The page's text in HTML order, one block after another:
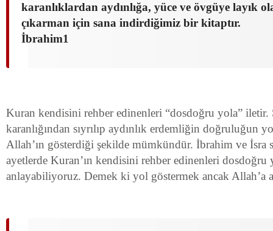
karanlıklardan aydınlığa, yüce ve övgüye layık
çıkarman için sana indirdiğimiz bir kitaptır.
İbrahim1
Kuran kendisini rehber edinenleri “dosdoğru yola”
karanlığından sıyrılıp aydınlık erdemliğin doğruluğun
Allah’ın gösterdiği şekilde mümkündür. İbrahim ve İsra
ayetlerde Kuran’ın kendisini rehber edinenleri
anlayabiliyoruz. Demek ki yol göstermek ancak Allah’a